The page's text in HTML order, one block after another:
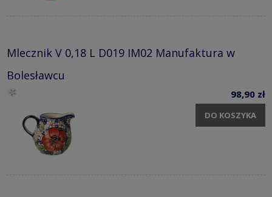
Mlecznik V 0,18 L D019 IM02 Manufaktura w
Bolesławcu
98,90 zł
DO KOSZYKA